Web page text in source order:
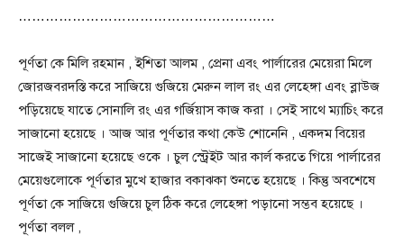
…………………………………………………
পূর্ণতা কে মিলি রহমান , ইশিতা আলম , প্রেনা এবং পার্লারের মেয়েরা মিলে
জোরজবরদস্তি করে সাজিয়ে গুজিয়ে মেরুন লাল রং এর লেহেঙ্গা এবং ব্লাউজ
পড়িয়েছে যাতে সোনালি রং এর গর্জিয়াস কাজ করা । সেই সাথে ম্যাচিং করে
সাজানো হয়েছে । আজ আর পূর্ণতার কথা কেউ শোনেনি , একদম বিয়ের
সাজেই সাজানো হয়েছে ওকে । চুল স্ট্রেইট আর কার্ল করতে গিয়ে পার্লারের
মেয়েগুলোকে পূর্ণতার মুখে হাজার বকাঝকা শুনতে হয়েছে । কিন্তু অবশেষে
পূর্ণতা কে সাজিয়ে গুজিয়ে চুল ঠিক করে লেহেঙ্গা পড়ানো সম্ভব হয়েছে ।
পূর্ণতা বলল ,